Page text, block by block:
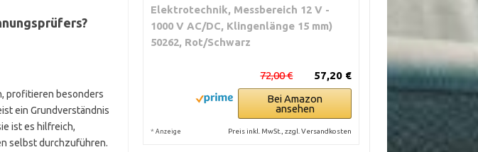
profitieren besonders
ein Grundverständnis
ist es hilfreich,
selbst durchzuführen.
Elektrotechnik, Messbereich 12 V -
1000 V AC/DC, Klingenlänge 15 mm)
50262, Rot/Schwarz
57,20 €
72,00 €
Bei Amazon
ansehen
* Anzeige Preis inkl. MwSt., zzgl. Versandkosten